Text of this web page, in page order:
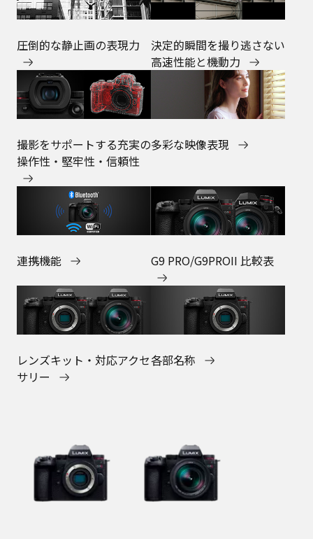
圧倒的な静止画の表現力
決定的瞬間を撮り逃さない
高速性能と機動力
撮影をサポートする充実の
操作性・堅牢性・信頼性
多彩な映像表現
連携機能 G9 PRO/G9PROII 比較表
レンズキット・対応アクセ
サリー
各部名称